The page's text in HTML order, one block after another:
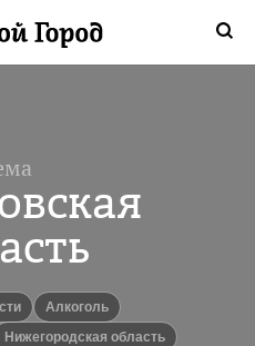
алкоголь
Нижегородская область